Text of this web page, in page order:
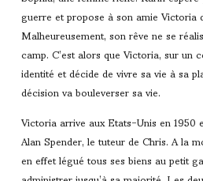
guerre et propose à son amie Victoria
Malheureusement, son rêve ne se
camp. C’est alors que Victoria, sur un
identité et décide de vivre sa vie à sa
décision va bouleverser sa vie.
Victoria arrive aux Etats-Unis en
Alan Spender, le tuteur de Chris. A la
en effet légué tous ses biens au petit